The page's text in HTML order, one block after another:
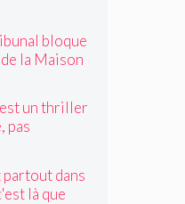
bloque
la Maison
est un thriller
pas
partout dans
là que